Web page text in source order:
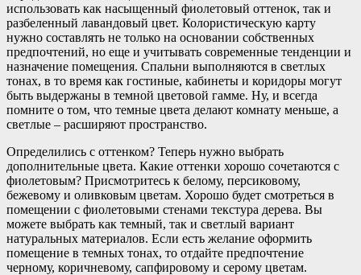
использовать как насыщенный фиолетовый оттенок, так и
разбеленный лавандовый цвет. Колористическую карту
нужно составлять не только на основании собственных
предпочтений, но еще и учитывать современные тенденции и
назначение помещения. Спальни выполняются в светлых
тонах, в то время как гостиные, кабинеты и коридоры могут
быть выдержаны в темной цветовой гамме. Ну, и всегда
помните о том, что темные цвета делают комнату меньше, а
светлые – расширяют пространство.
Определились с оттенком? Теперь нужно выбрать
дополнительные цвета. Какие оттенки хорошо сочетаются с
фиолетовым? Присмотритесь к белому, персиковому,
бежевому и оливковым цветам. Хорошо будет смотреться в
помещении с фиолетовыми стенами текстура дерева. Вы
можете выбрать как темный, так и светлый вариант
натуральных материалов. Если есть желание оформить
помещение в темных тонах, то отдайте предпочтение
черному, коричневому, сапфировому и серому цветам.